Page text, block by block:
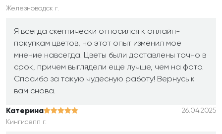
Железноводск г.
Я всегда скептически относился к онлайн-
покупкам цветов, но этот опыт изменил мое
мнение навсегда. Цветы были доставлены точно в
срок, причем выглядели еще лучше, чем на фото.
Спасибо за такую чудесную работу! Вернусь к
вам снова.
Катерина
26.04.2025
Кингисепп г.